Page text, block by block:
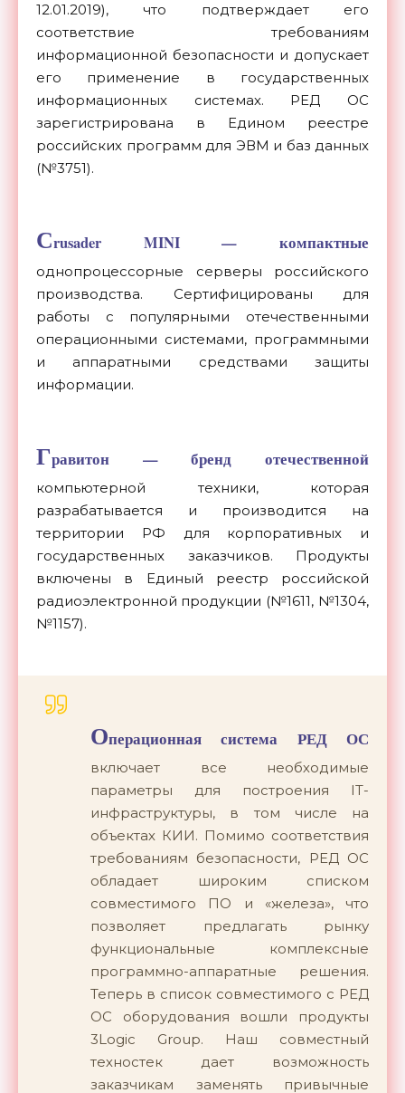
12.01.2019), что подтверждает его
соответствие требованиям
информационной безопасности и допускает
его применение в государственных
информационных системах. РЕД ОС
зарегистрирована в Едином реестре
российских программ для ЭВМ и баз данных
(№3751).
Crusader MINI — компактные
однопроцессорные серверы российского
производства. Сертифицированы для
работы с популярными отечественными
операционными системами, программными
и аппаратными средствами защиты
информации.
Гравитон — бренд отечественной
компьютерной техники, которая
разрабатывается и производится на
территории РФ для корпоративных и
государственных заказчиков. Продукты
включены в Единый реестр российской
радиоэлектронной продукции (№1611, №1304,
№1157).
Операционная система РЕД ОС
включает все необходимые
параметры для построения IT-
инфраструктуры, в том числе на
объектах КИИ. Помимо соответствия
требованиям безопасности, РЕД ОС
обладает широким списком
совместимого ПО и «железа», что
позволяет предлагать рынку
функциональные комплексные
программно-аппаратные решения.
Теперь в список совместимого с РЕД
ОС оборудования вошли продукты
3Logic Group. Наш совместный
техностек дает возможность
заказчикам заменять привычные